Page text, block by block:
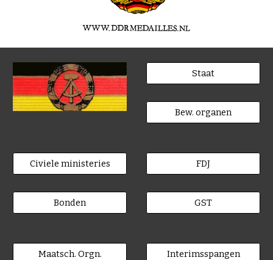
Staat
Bew. organen
Civiele ministeries
Bonden
FDJ
GST
Maatsch. Orgn. Interimsspangen